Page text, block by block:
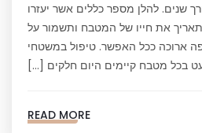
שנים. להלן מספר כללים אשר יעזרו
את חייו של המטבח ותשמור על
ארוכה ככל האפשר. טיפול במשטחי
בכל מטבח קיימים היום חלקים […]
READ MORE